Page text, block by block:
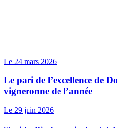
Le 24 mars 2026
Le pari de l’excellence de
vigneronne de l’année
Le 29 juin 2026